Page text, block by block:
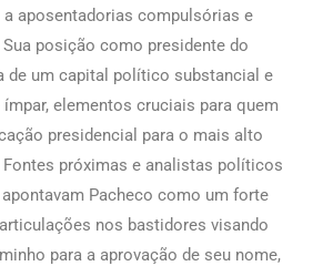
a aposentadorias compulsórias e
posição como presidente do
de um capital político substancial e
elementos cruciais para quem
presidencial para o mais alto
próximas e analistas políticos
Pacheco como um forte
nos bastidores visando
para a aprovação de seu nome,